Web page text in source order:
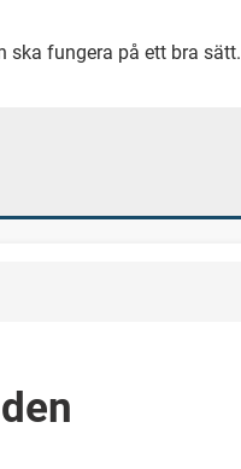
ska fungera på ett bra sätt.